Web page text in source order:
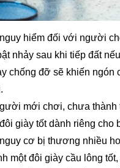
hiểm đối với người
nhảy sau khi tiếp đất
chống đỡ sẽ khiến ngón
mới chơi, chưa thành
giày tốt dành riêng cho
cơ bị thương nhiều
một đôi giày cầu lông